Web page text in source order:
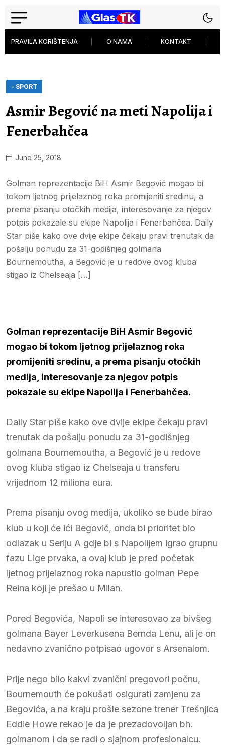
PRAVILA KORIŠTENJA O NAMA KONTAKT
- SPORT
Asmir Begović na meti Napolija i
Fenerbahčea
June 25, 2018
Golman reprezentacije BiH Asmir Begović mogao bi
tokom ljetnog prijelaznog roka promijeniti sredinu, a
prema pisanju otočkih medija, interesovanje za njegov
potpis pokazale su ekipe Napolija i Fenerbahčea. Daily
Star piše kako ove dvije ekipe čekaju pravi trenutak da
pošalju ponudu za 31-godišnjeg golmana
Bournemoutha, a Begović je u redove ovog kluba
stigao iz Chelseaja […]
Golman reprezentacije BiH Asmir Begović
mogao bi tokom ljetnog prijelaznog roka
promijeniti sredinu, a prema pisanju otočkih
medija, interesovanje za njegov potpis
pokazale su ekipe Napolija i Fenerbahčea.
Daily Star piše kako ove dvije ekipe čekaju pravi
trenutak da pošalju ponudu za 31-godišnjeg
golmana Bournemoutha, a Begović je u redove
ovog kluba stigao iz Chelseaja u transferu
vrijednom 12 miliona eura.
Prema pisanju ovog medija, ukoliko se bude birao
klub u koji će ići Begović, onda bi prioritet bio
odlazak u Seriju A gdje bi s Napolijem igrao grupnu
fazu Lige prvaka, a ovaj klub je pred početak
ljetnog prijelaznog roka napustio golman Pepe
Reina koji je prešao u Milan.
Pored Begovića, Napoli se interesovao za bivšeg
golmana Bayer Leverkusena Bernda Lenu, ali je on
nedavno zvanično potpisao ugovor s Arsenalom.
Prije nego bilo kakvi zvanični pregovori počnu,
Bournemouth će pokušati osigurati zamjenu za
Begovića, a na kraju prošle sezone trener Trešnjica
Eddie Howe rekao je da je prezadovoljan bh.
golmanom i da se radi o sjajnom profesionalcu.